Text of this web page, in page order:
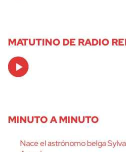
MATUTINO DE RADIO
Audio
Player
MINUTO A MINUTO
Nace el astrónomo belga